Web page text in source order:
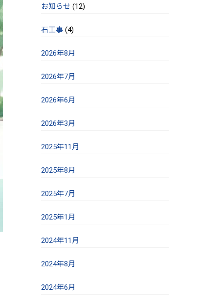
お知らせ (12)
石工事(4)
2026年8月
2026年7月
2026年6月
2026年3月
2025年11月
2025年8月
2025年7月
2025年1月
2024年11月
2024年8月
2024年6月